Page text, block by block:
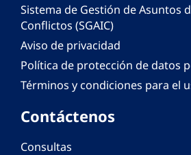
Sistema de Gestión de Asuntos
Conflictos (SGAIC)
Aviso de privacidad
Política de protección de datos
Términos y condiciones para el
Contáctenos
Consultas